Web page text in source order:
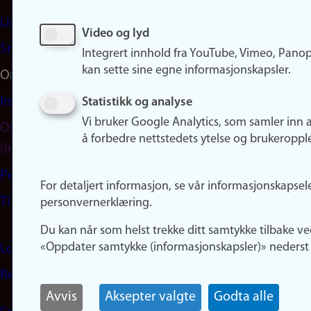
LinkedIn
Snapchat
Om nettstedet
Informasjonskapsler
Oppdater samtykke
(informasjonskapsler)
Personvern
Tilgjengelighetserklæring
Logg inn
Rediger din ansattside
Video og lyd
Integrert innhold fra YouTube, Vimeo,
kan sette sine egne informasjonskapsler.
Statistikk og analyse
Vi bruker Google Analytics, som samler inn
å forbedre nettstedets ytelse og
For detaljert informasjon, se vår
personvernerklæring.
Du kan når som helst trekke ditt samtykke tilbake
«Oppdater samtykke (informasjonskapsler)» nederst
Avvis Aksepter valgte Godta alle